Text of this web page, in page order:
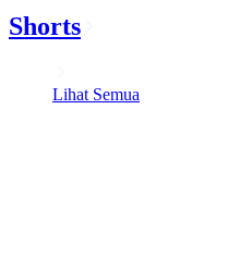
Shorts
Lihat Semua